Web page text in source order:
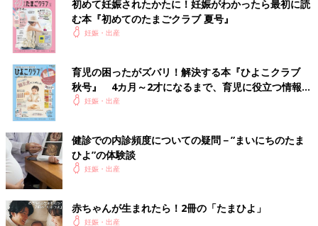
初めて妊娠されたかたに！妊娠がわかったら最初に読
む本『初めてのたまごクラブ 夏号』
妊娠・出産
育児の困ったがズバリ！解決する本『ひよこクラブ
秋号』 4カ月～2才になるまで、育児に役立つ情報が
いっぱい！
妊娠・出産
健診での内診頻度についての疑問－”まいにちのたま
ひよ”の体験談
妊娠・出産
赤ちゃんが生まれたら！2冊の「たまひよ」
妊娠・出産